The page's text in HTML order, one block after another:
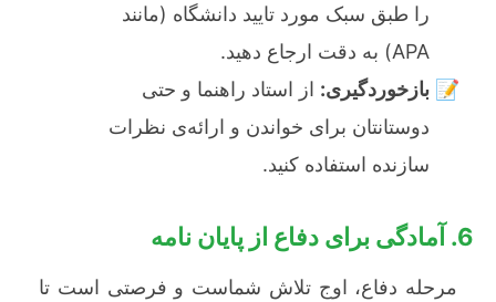
را طبق سبک مورد تایید دانشگاه (مانند
APA) به دقت ارجاع دهید.
بازخوردگیری: از استاد راهنما و حتی
دوستانتان برای خواندن و ارائه‌ی نظرات
سازنده استفاده کنید.
6. آمادگی برای دفاع از پایان نامه
مرحله دفاع، اوج تلاش شماست و فرصتی است تا